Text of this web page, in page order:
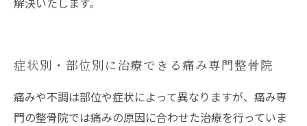
症状別・部位別に治療できる痛み専門整骨院
痛みや不調は部位や症状によって異なりますが、痛み専
門の整骨院では痛みの原因に合わせた治療を行っていま